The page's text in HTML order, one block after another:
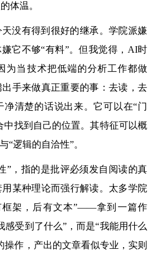
体温。
没有得到很好的继承。学院派嫌
它不够“有料”。但我觉得，AI时
为当技术把低端的分析工作都做
手来做真正重要的事：去读，去
清楚的话说出来。它可以在“门
中找到自己的位置。其特征可以概
“逻辑的自洽性”。
”，指的是批评必须发自阅读的真
某种理论而强行解读。太多学院
框架，后有文本”——拿到一篇作
感受到了什么”，而是“我能用什么
操作，产出的文章看似专业，实则